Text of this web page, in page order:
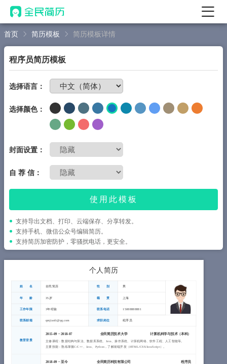
首页
AI 简历工具
AI 优化简历
AI 翻译简历
AI 诊断简历
AI 模拟面试
面试自我介绍
简历教程
登录 / 注册
首页 简历模板 简历模板详情
程序员简历模板
选择语言：
选择颜色：
封面设置：
自 荐 信：
使用此模板
支持导出文档、打印、云端保存、分享转发。
支持手机、微信公众号编辑简历。
支持简历加密防护，零骚扰电话，更安全。
个人简历
姓 名 全民简历 性 别 男
年 龄 35岁 籍 贯 上海
工作年限 3年经验 联系电话 15088888881
联系邮箱 qmjianli@qq.com 求职岗位 程序员
教育背景
2015-09 ~2018-07 全民简历技术大学 计算机科学与技术（本科）
主修课程：数据结构与算法、数据库系统、Java、操作系统、计算机网络、软件工程、人工智能等。
主要技能：熟练掌握C/C++、Java、Python，了解前端开发（HTML/CSS/JavaScript）。
2018-09 ~至今 全民简历科技有限公司 程序员